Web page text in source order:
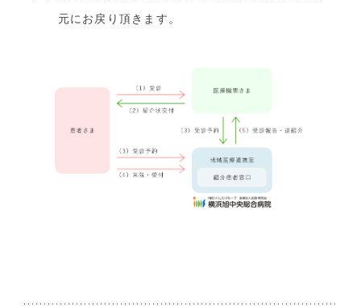
放射線検査
元にお戻り頂きます。